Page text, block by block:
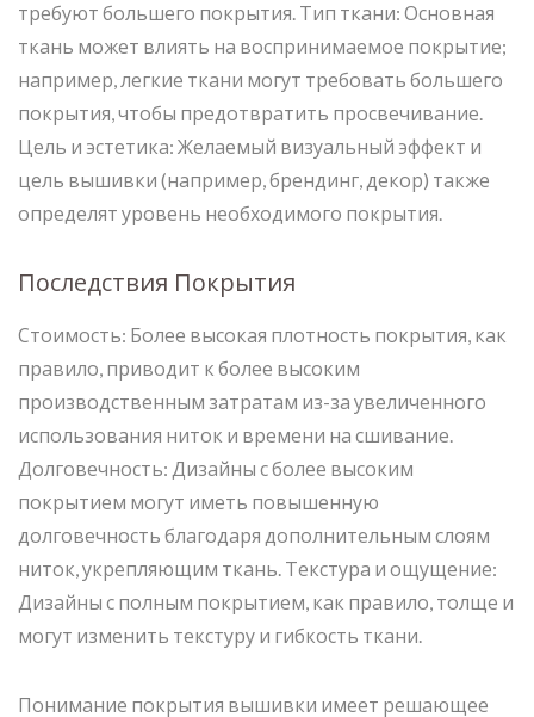
требуют большего покрытия. Тип ткани: Основная
ткань может влиять на воспринимаемое покрытие;
например, легкие ткани могут требовать большего
покрытия, чтобы предотвратить просвечивание.
Цель и эстетика: Желаемый визуальный эффект и
цель вышивки (например, брендинг, декор) также
определят уровень необходимого покрытия.
Последствия Покрытия
Стоимость: Более высокая плотность покрытия, как
правило, приводит к более высоким
производственным затратам из-за увеличенного
использования ниток и времени на сшивание.
Долговечность: Дизайны с более высоким
покрытием могут иметь повышенную
долговечность благодаря дополнительным слоям
ниток, укрепляющим ткань. Текстура и ощущение:
Дизайны с полным покрытием, как правило, толще и
могут изменить текстуру и гибкость ткани.
Понимание покрытия вышивки имеет решающее